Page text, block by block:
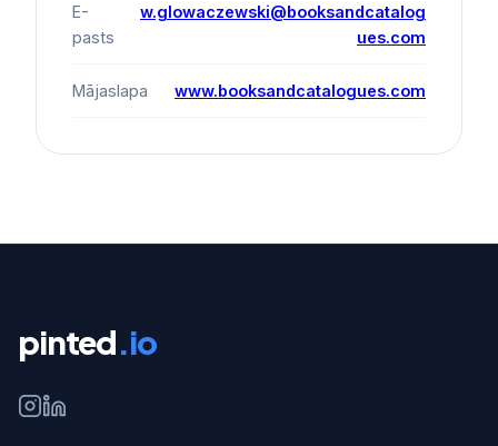
E-
pasts
w.glowaczewski@booksandcatalog
ues.com
Mājaslapa www.booksandcatalogues.com
pinted.io